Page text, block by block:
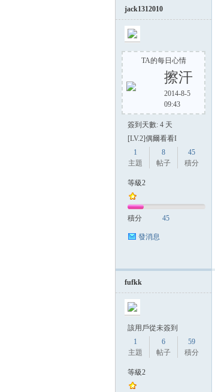
jack1312010
TA的每日心情
擦汗
2014-8-5
09:43
簽到天數: 4 天
[LV.2]偶爾看看I
1
主題
8
帖子
45
積分
等級2
積分 45
發消息
fufkk
該用戶從未簽到
1
主題
6
帖子
59
積分
等級2